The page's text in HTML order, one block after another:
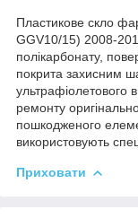
Пластикове скло
GGV10/15) 2008-
полікарбонату,
покрита захисним
ультрафіолетового
ремонту
пошкодженого
використовують
Приховати